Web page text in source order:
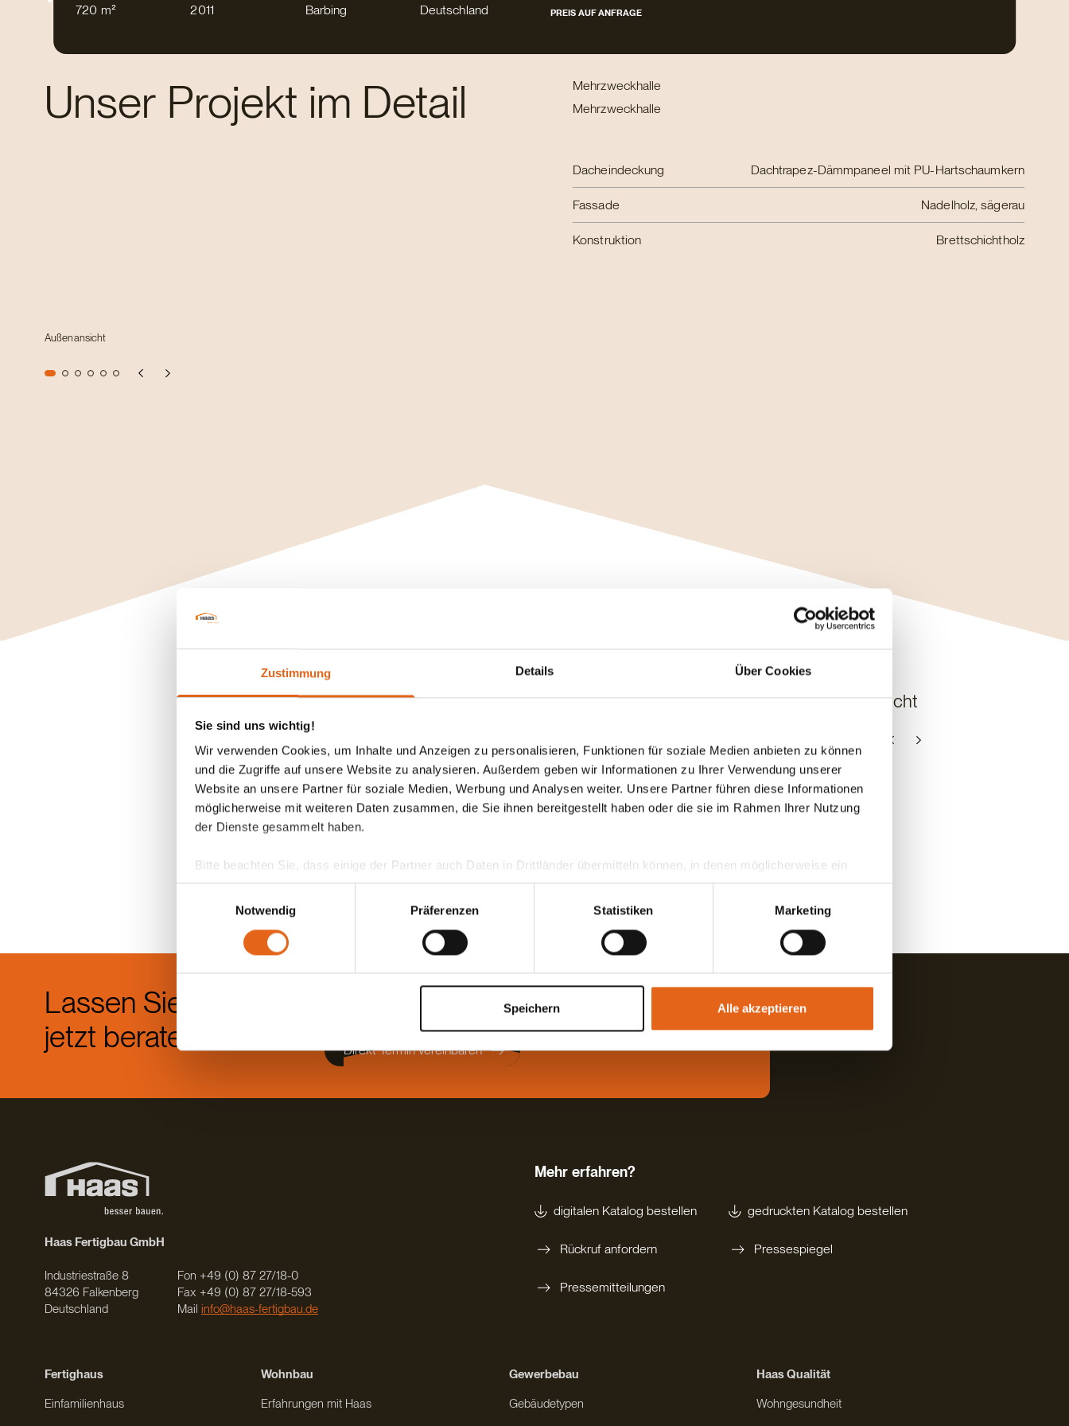
Zustimmung Details Über Cookies
Sie sind uns wichtig!
Wir verwenden Cookies, um Inhalte und Anzeigen zu personalisieren, Funktionen für soziale Medien anbieten zu können
und die Zugriffe auf unsere Website zu analysieren. Außerdem geben wir Informationen zu Ihrer Verwendung unserer
Website an unsere Partner für soziale Medien, Werbung und Analysen weiter. Unsere Partner führen diese Informationen
möglicherweise mit weiteren Daten zusammen, die Sie ihnen bereitgestellt haben oder die sie im Rahmen Ihrer Nutzung
der Dienste gesammelt haben.
Bitte beachten Sie, dass einige der Partner auch Daten in Drittländer übermitteln können, in denen möglicherweise ein
anderes Datenschutzniveau besteht als in der EU. Wir stellen sicher, dass die Übermittlung Ihrer Daten in
Übereinstimmung mit den geltenden Datenschutzgesetzen erfolgt und geeignete Schutzmaßnahmen getroffen werden.
Sie geben Einwilligung zu unseren Cookies, wenn Sie unsere Webseite weiterhin nutzen.
Notwendig
Präferenzen Statistiken Marketing
Speichern Alle akzeptieren
720 m² 2011 Barbing Deutschland PREIS AUF ANFRAGE
Unser Projekt im Detail
Mehrzweckhalle
Mehrzweckhalle
Dacheindeckung Dachtrapez-Dämmpaneel mit PU-Hartschaumkern
Fassade Nadelholz, sägerau
Konstruktion Brettschichtholz
Außenansicht
Innenansicht
Lassen Sie sich
jetzt beraten.
einem Haas Fachberater in Ihrer Nähe!
Direkt Termin vereinbaren
Haas Fertigbau GmbH
Industriestraße 8
84326 Falkenberg
Deutschland
Fon +49 (0) 87 27/18-0
Fax +49 (0) 87 27/18-593
Mail info@haas-fertigbau.de
Mehr erfahren?
digitalen Katalog bestellen gedruckten Katalog bestellen
Rückruf anfordern Pressespiegel
Pressemitteilungen
Fertighaus
Einfamilienhaus
Wohnbau
Erfahrungen mit Haas
Gewerbebau
Gebäudetypen
Haas Qualität
Wohngesundheit